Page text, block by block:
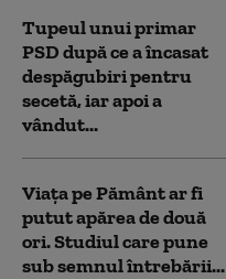
Tupeul unui primar
PSD după ce a încasat
despăgubiri pentru
secetă, iar apoi a
vândut...
Viața pe Pământ ar fi
putut apărea de două
ori. Studiul care pune
sub semnul întrebării...